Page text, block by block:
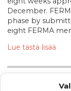
December.
phase by
eight FERMA
Lue tästä lisää
KATEGORIAT